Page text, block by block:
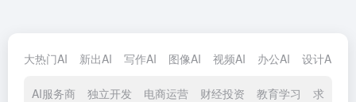
大热门AI 新出AI 写作AI 图像AI 视频AI 办公AI 设计AI
AI服务商 独立开发 电商运营 财经投资 教育学习 求职招